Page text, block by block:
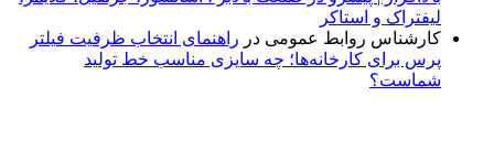
لیفتراک و استاکر
کارشناس روابط عمومی در راهنمای انتخاب ظرفیت فیلتر
پرس برای کارخانه‌ها؛ چه سایزی مناسب خط تولید
شماست؟